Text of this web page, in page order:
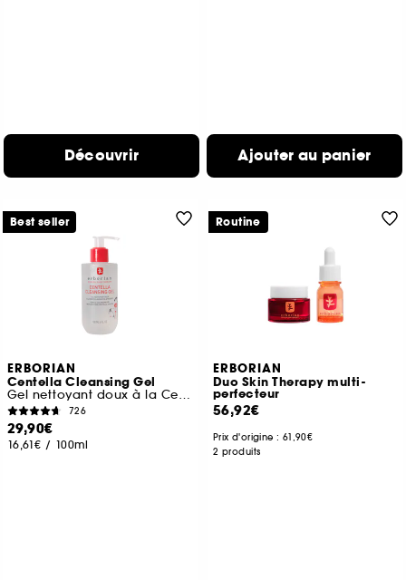
Découvrir Ajouter au panier
ERBORIAN
Centella Cleansing Gel
Gel nettoyant doux à la Centella Asiatica apaisante
726
29,90€
16,61€ / 100ml
Best seller
ERBORIAN
Duo Skin Therapy multi-
perfecteur
56,92€
Prix d'origine : 61,90€
2 produits
Routine